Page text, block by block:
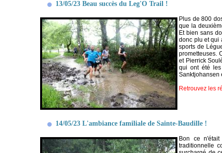
13/05/23 Beau succès du Leg'O Trail !
Plus de 800
que la
Et bien sans
donc plu et qui
sports de
prometteuses.
et Pierrick
qui ont été
Sanktjohansen
Retrouvez les
14/05/23 L'ambiance familiale de Sainte-Baudille !
Bon ce
traditionnelle